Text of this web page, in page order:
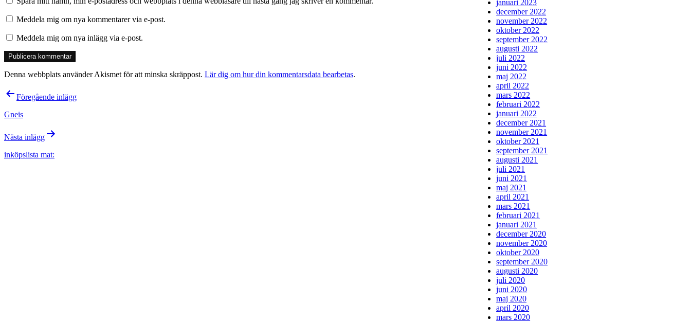
Meddela mig om nya kommentarer via e-post.
Meddela mig om nya inlägg via e-post.
Denna webbplats använder Akismet för att minska skräppost. Lär dig om hur din kommentarsdata bearbetas.
Inläggsnavigering
Föregående inlägg
Gneis
Nästa inlägg
inköpslista mat:
januari 2023
december 2022
november 2022
oktober 2022
september 2022
augusti 2022
juli 2022
juni 2022
maj 2022
april 2022
mars 2022
februari 2022
januari 2022
december 2021
november 2021
oktober 2021
september 2021
augusti 2021
juli 2021
juni 2021
maj 2021
april 2021
mars 2021
februari 2021
januari 2021
december 2020
november 2020
oktober 2020
september 2020
augusti 2020
juli 2020
juni 2020
maj 2020
april 2020
mars 2020